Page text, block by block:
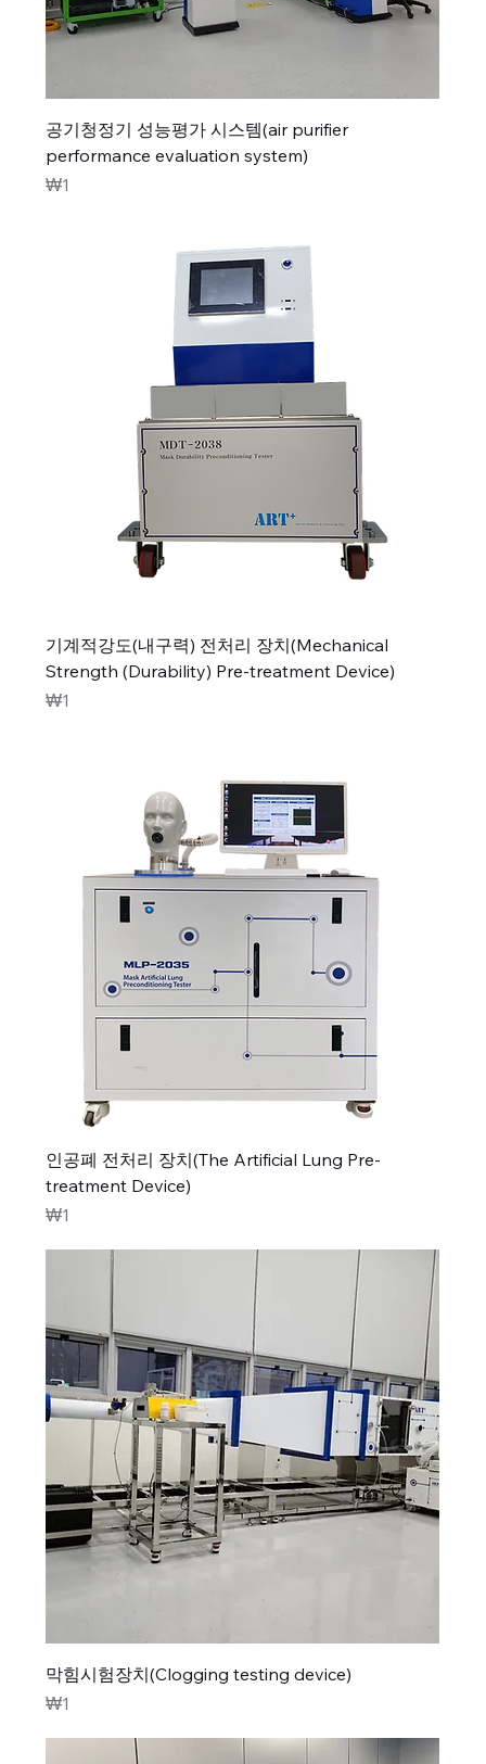
공기청정기 성능평가 시스템(air purifier
performance evaluation system)
가격
₩1
기계적강도(내구력) 전처리 장치(Mechanical
Strength (Durability) Pre-treatment Device)
가격
₩1
인공폐 전처리 장치(The Artificial Lung Pre-
treatment Device)
가격
₩1
막힘시험장치(Clogging testing device)
가격
₩1